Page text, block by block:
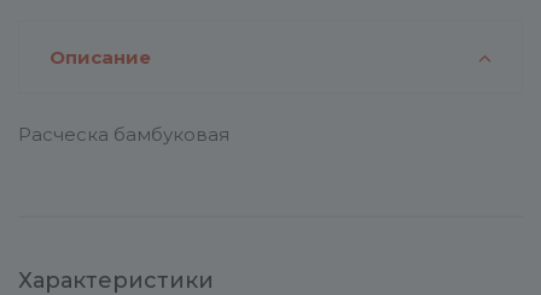
Описание
Расческа бамбуковая
Характеристики